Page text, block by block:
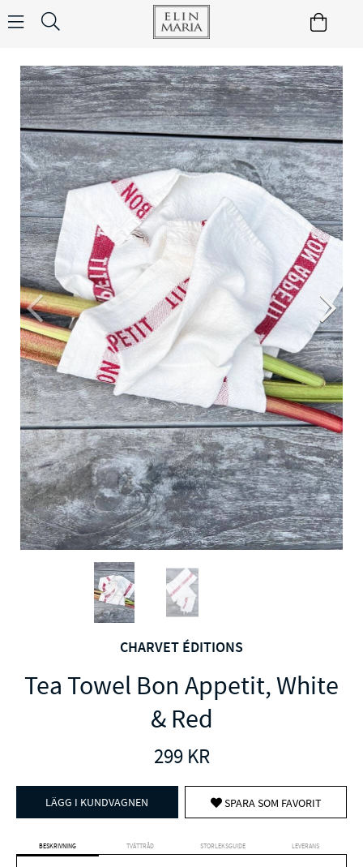
CHARVET ÉDITIONS
Tea Towel Bon Appetit, White
& Red
299KR
LÄGG I KUNDVAGNEN SPARA SOM FAVORIT
BESKRIVNING TVÄTTRÅD STORLEKSGUIDE LEVERANS